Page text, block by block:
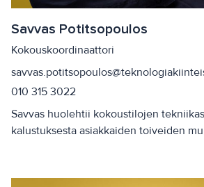
Savvas Potitsopoulos
Kokouskoordinaattori
010 315 3022
Savvas huolehtii kokoustilojen
kalustuksesta asiakkaiden toiveiden